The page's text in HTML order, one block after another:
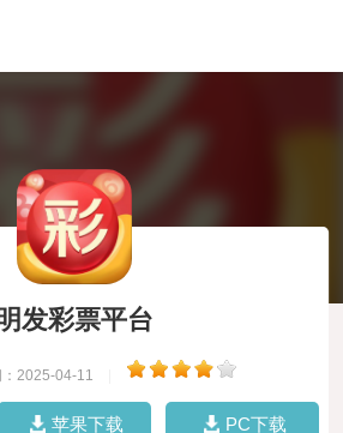
发彩票平台
：2025-04-11
苹果下载 PC下载